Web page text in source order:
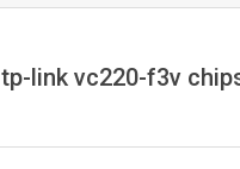
tp-link vc220-f3v